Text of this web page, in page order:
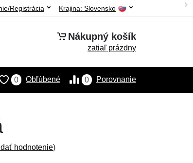
Krajina: Slovensko
Registrácia
Nákupný košík
zatiaľ prázdny
0 Porovnanie
0 Obľúbené
hodnotenie)